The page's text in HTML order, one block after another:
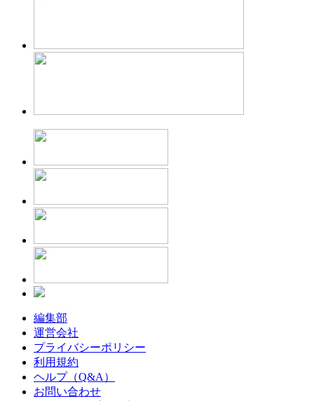
編集部
運営会社
プライバシーポリシー
利用規約
ヘルプ（Q&A）
お問い合わせ